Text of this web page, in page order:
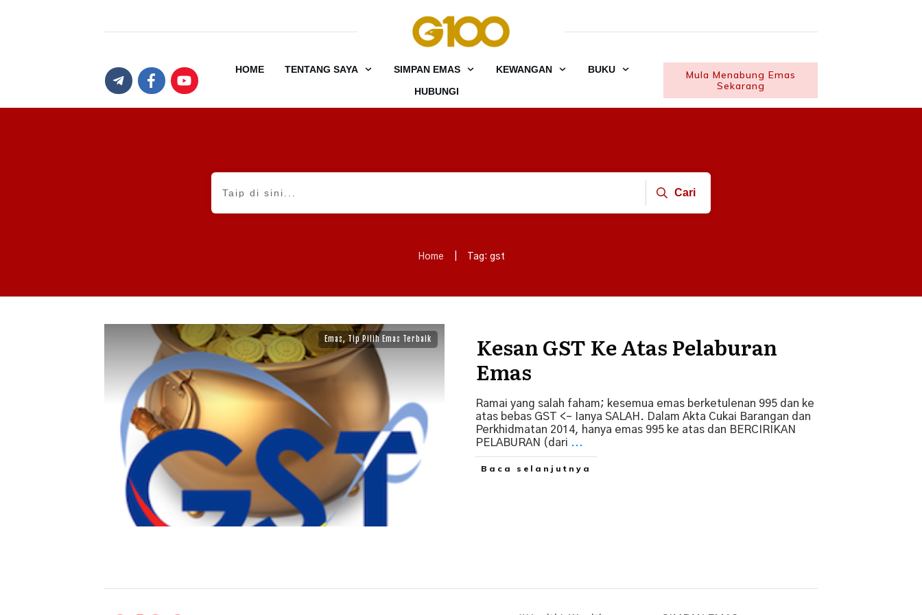
HOME TENTANG SAYA SIMPAN EMAS KEWANGAN
BUKU
HUBUNGI
Mula Menabung Emas
Sekarang
Cari
Home Tag: gst
Emas, Tip Pilih Emas Terbaik
Kesan GST Ke Atas Pelaburan
Emas
Ramai yang salah faham; kesemua emas berketulenan 995 dan ke
atas bebas GST <– Ianya SALAH. Dalam Akta Cukai Barangan dan
Perkhidmatan 2014, hanya emas 995 ke atas dan BERCIRIKAN
PELABURAN (dari ...
Baca selanjutnya